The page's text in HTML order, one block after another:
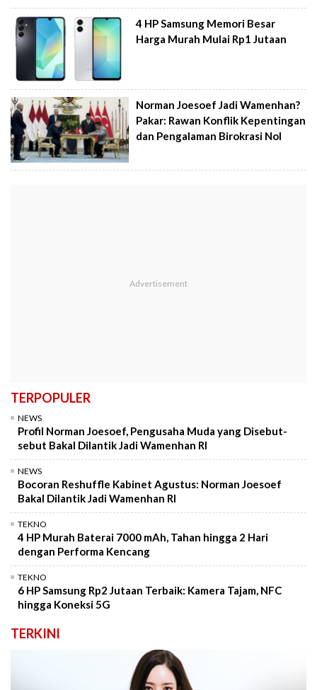
4 HP Samsung Memori Besar
Harga Murah Mulai Rp1 Jutaan
Norman Joesoef Jadi Wamenhan?
Pakar: Rawan Konflik Kepentingan
dan Pengalaman Birokrasi Nol
TERPOPULER
NEWS
Profil Norman Joesoef, Pengusaha Muda yang Disebut-
sebut Bakal Dilantik Jadi Wamenhan RI
NEWS
Bocoran Reshuffle Kabinet Agustus: Norman Joesoef
Bakal Dilantik Jadi Wamenhan RI
TEKNO
4 HP Murah Baterai 7000 mAh, Tahan hingga 2 Hari
dengan Performa Kencang
TEKNO
6 HP Samsung Rp2 Jutaan Terbaik: Kamera Tajam, NFC
hingga Koneksi 5G
TERKINI